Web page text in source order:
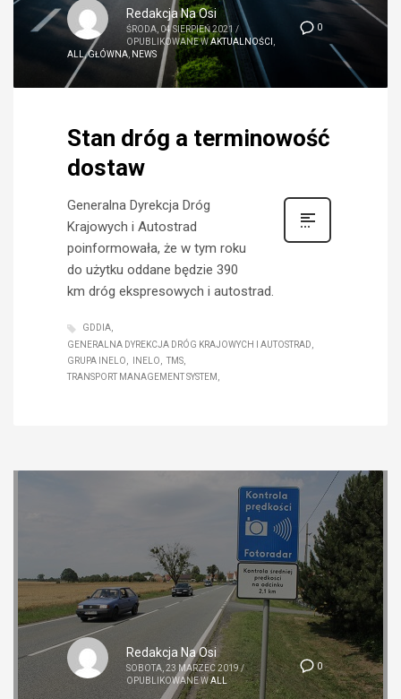
0
Redakcja Na Osi
ŚRODA, 04 SIERPIEŃ 2021 /
OPUBLIKOWANE WAKTUALNOŚCI ,
ALL,GŁÓWNA, NEWS
Stan dróg a terminowość
dostaw
Generalna Dyrekcja Dróg
Krajowych i Autostrad
poinformowała, że w tym roku
do użytku oddane będzie 390
km dróg ekspresowych i autostrad.
GDDIA
GENERALNA DYREKCJA DRÓG KRAJOWYCH I AUTOSTRAD
GRUPA INELO
INELO
TMS
TRANSPORT MANAGEMENT SYSTEM
0
Redakcja Na Osi
SOBOTA, 23 MARZEC 2019 /
OPUBLIKOWANE WALL